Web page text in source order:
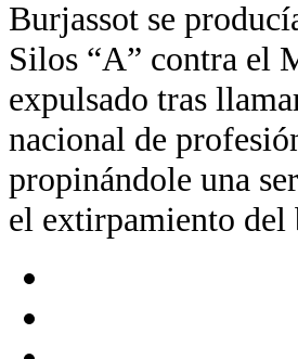
Burjassot se
Silos “A” contra el
expulsado tras
nacional de
propinándole una
el extirpamiento del